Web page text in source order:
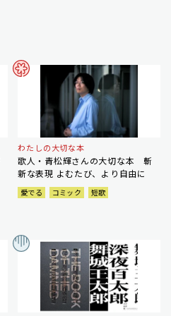
わたしの大切な本
歌人・青松輝さんの大切な本 斬
新な表現 よむたび、より自由に
愛でる コミック 短歌